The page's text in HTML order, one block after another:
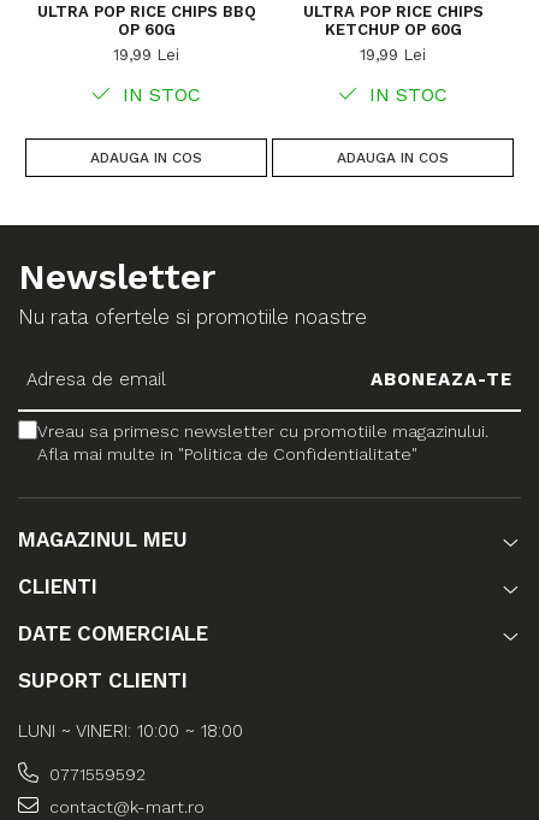
ULTRA POP RICE CHIPS BBQ
OP 60G
19,99 Lei
IN STOC
ADAUGA IN COS
ULTRA POP RICE CHIPS
KETCHUP OP 60G
19,99 Lei
IN STOC
ADAUGA IN COS
Newsletter
Nu rata ofertele si promotiile noastre
Vreau sa primesc newsletter cu promotiile magazinului.
Afla mai multe in "Politica de Confidentialitate"
MAGAZINUL MEU
CLIENTI
DATE COMERCIALE
SUPORT CLIENTI
LUNI ~ VINERI: 10:00 ~ 18:00
0771559592
contact@k-mart.ro